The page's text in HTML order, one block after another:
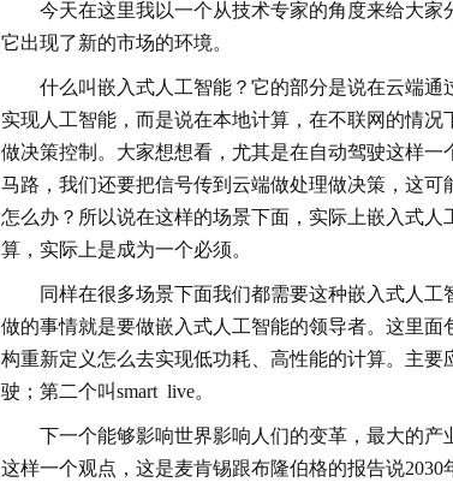
今天在这里我以一个从技术专家的角度来给大
它出现了新的市场的环境。
什么叫嵌入式人工智能？它的部分是说在云端
实现人工智能，而是说在本地计算，在不联网的情况
做决策控制。大家想想看，尤其是在自动驾驶这样
马路，我们还要把信号传到云端做处理做决策，这
怎么办？所以说在这样的场景下面，实际上嵌入式
算，实际上是成为一个必须。
同样在很多场景下面我们都需要这种嵌入式人
做的事情就是要做嵌入式人工智能的领导者。这里
构重新定义怎么去实现低功耗、高性能的计算。主
驶；第二个叫smart live。
下一个能够影响世界影响人们的变革，最大的
这样一个观点，这是麦肯锡跟布隆伯格的报告说